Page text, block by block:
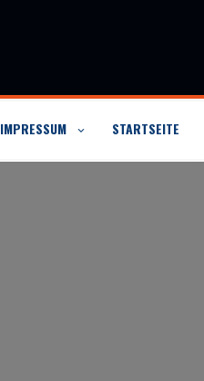
IMPRESSUM STARTSEITE